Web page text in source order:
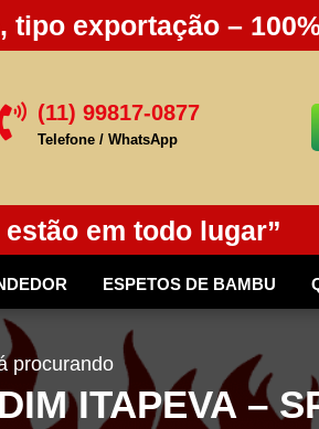
exportação –
(11) 99817-0877
Telefone / WhatsApp
em todo lugar”
ESPETOS DE BAMBU
procurando
ITAPEVA –